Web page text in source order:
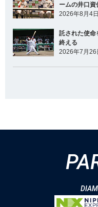
ームの井口資
2026年8月4日
託された使命
終える
2026年7月26